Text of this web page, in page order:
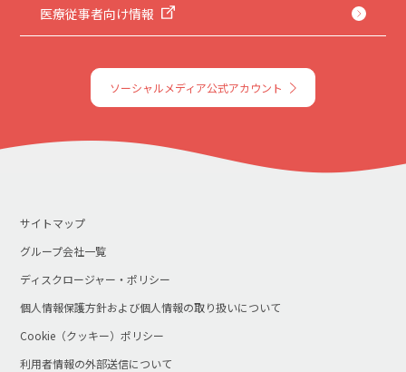
医療従事者向け情報
ソーシャルメディア公式アカウント
サイトマップ
グループ会社一覧
ディスクロージャー・ポリシー
個人情報保護方針および個人情報の取り扱いについて
Cookie（クッキー）ポリシー
利用者情報の外部送信について